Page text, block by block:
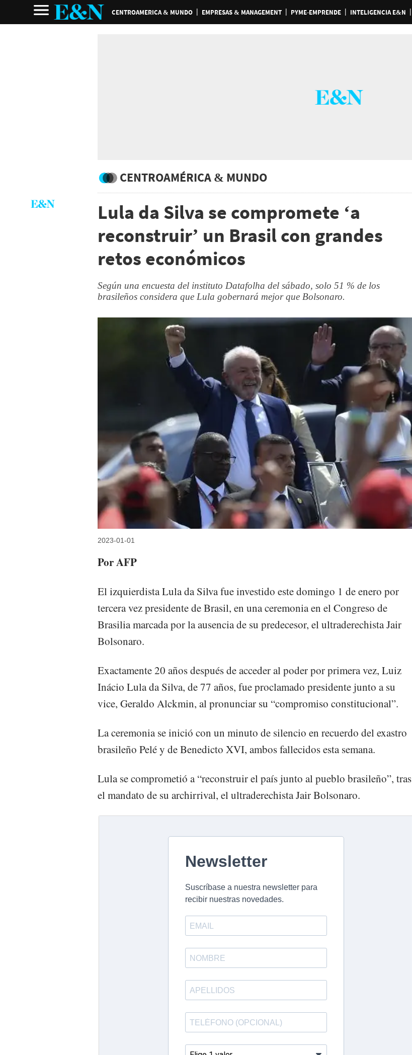
CENTROAMERICA & MUNDO EMPRESAS & MANAGEMENT PYME-EMPRENDE INTELIGENCIA E&N
CENTROAMÉRICA & MUNDO
Lula da Silva se compromete ‘a
reconstruir’ un Brasil con grandes
retos económicos
Según una encuesta del instituto Datafolha del sábado, solo 51 % de los
brasileños considera que Lula gobernará mejor que Bolsonaro.
2023-01-01
Por AFP
El izquierdista Lula da Silva fue investido este domingo 1 de enero por
tercera vez presidente de Brasil, en una ceremonia en el Congreso de
Brasilia marcada por la ausencia de su predecesor, el ultraderechista Jair
Bolsonaro.
Exactamente 20 años después de acceder al poder por primera vez, Luiz
Inácio Lula da Silva, de 77 años, fue proclamado presidente junto a su
vice, Geraldo Alckmin, al pronunciar su “compromiso constitucional”.
La ceremonia se inició con un minuto de silencio en recuerdo del exastro
brasileño Pelé y de Benedicto XVI, ambos fallecidos esta semana.
Lula se comprometió a “reconstruir el país junto al pueblo brasileño”, tras
el mandato de su archirrival, el ultraderechista Jair Bolsonaro.